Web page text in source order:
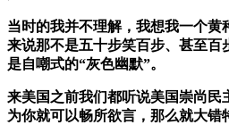
当时的我并不理解，我想我一个黄
来说那不是五十步笑百步、甚至百
是自嘲式的“灰色幽默”。
来美国之前我们都听说美国崇尚民
为你就可以畅所欲言，那么就大错